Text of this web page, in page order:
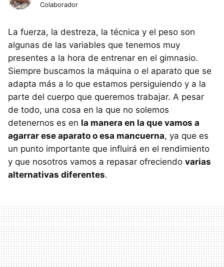
Colaborador
La fuerza, la destreza, la técnica y el peso son
algunas de las variables que tenemos muy
presentes a la hora de entrenar en el gimnasio.
Siempre buscamos la máquina o el aparato que se
adapta más a lo que estamos persiguiendo y a la
parte del cuerpo que queremos trabajar. A pesar
de todo, una cosa en la que no solemos
detenernos es en la manera en la que vamos a
agarrar ese aparato o esa mancuerna, ya que es
un punto importante que influirá en el rendimiento
y que nosotros vamos a repasar ofreciendo varias
alternativas diferentes.